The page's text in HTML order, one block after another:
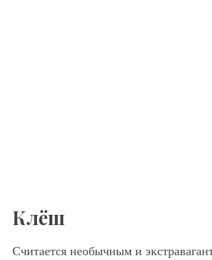
Клёш
Считается необычным и